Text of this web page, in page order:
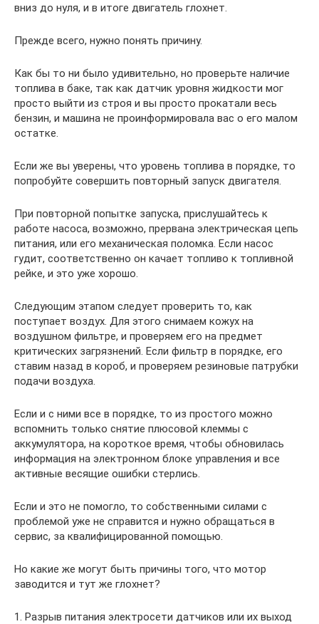
вниз до нуля, и в итоге двигатель глохнет.
Прежде всего, нужно понять причину.
Как бы то ни было удивительно, но проверьте наличие
топлива в баке, так как датчик уровня жидкости мог
просто выйти из строя и вы просто прокатали весь
бензин, и машина не проинформировала вас о его малом
остатке.
Если же вы уверены, что уровень топлива в порядке, то
попробуйте совершить повторный запуск двигателя.
При повторной попытке запуска, прислушайтесь к
работе насоса, возможно, прервана электрическая цепь
питания, или его механическая поломка. Если насос
гудит, соответственно он качает топливо к топливной
рейке, и это уже хорошо.
Следующим этапом следует проверить то, как
поступает воздух. Для этого снимаем кожух на
воздушном фильтре, и проверяем его на предмет
критических загрязнений. Если фильтр в порядке, его
ставим назад в короб, и проверяем резиновые патрубки
подачи воздуха.
Если и с ними все в порядке, то из простого можно
вспомнить только снятие плюсовой клеммы с
аккумулятора, на короткое время, чтобы обновилась
информация на электронном блоке управления и все
активные весящие ошибки стерлись.
Если и это не помогло, то собственными силами с
проблемой уже не справится и нужно обращаться в
сервис, за квалифицированной помощью.
Но какие же могут быть причины того, что мотор
заводится и тут же глохнет?
1. Разрыв питания электросети датчиков или их выход